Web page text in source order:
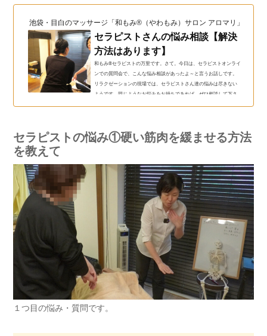
池袋・目白のマッサージ「和もみ®（やわもみ）サロン アロマリ」（和
セラピストさんの悩み相談【解決
方法はあります】
和もみ®セラピストの万里です。さて。今日は、セラピストオンライ
ンでの質問会で、こんな悩み相談があったよ～と言うお話しです。
リラクゼーションの現場では、セラピストさん達の悩みは尽きない
ようです。同じようなお悩みをお持ちであれば、ぜひ相談して下さ
た。お客様に合わせるにはどうしたらいいのか？固い柔らかいくら
いは分かるけどコ...
セラピストの悩み①硬い筋肉を緩ませる方法
を教えて
１つ目の悩み・質問です。